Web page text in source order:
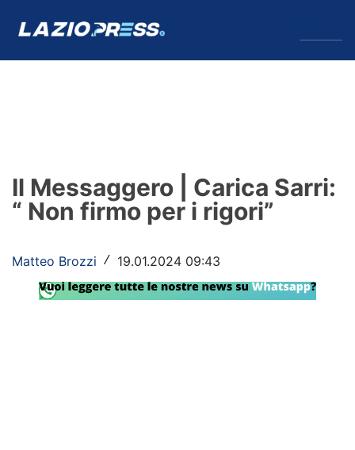
Formello
Primavera
Il Messaggero | Carica Sarri:
“ Non firmo per i rigori”
Matteo Brozzi / 19.01.2024 09:43